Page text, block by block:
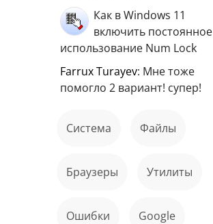
Как в Windows 11
включить постоянное
использование Num Lock
Farrux Turayev: Мне тоже
помогло 2 вариант! супер!
Система файлы
Браузеры Утилиты
ошибки Google